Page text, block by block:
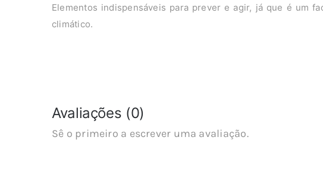
Elementos indispensáveis para prever e agir, já que é um
climático.
Avaliações (0)
Sê o primeiro a escrever uma avaliação.